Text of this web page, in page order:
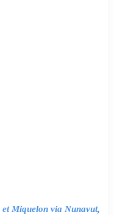
Miquelon via Nunavut,